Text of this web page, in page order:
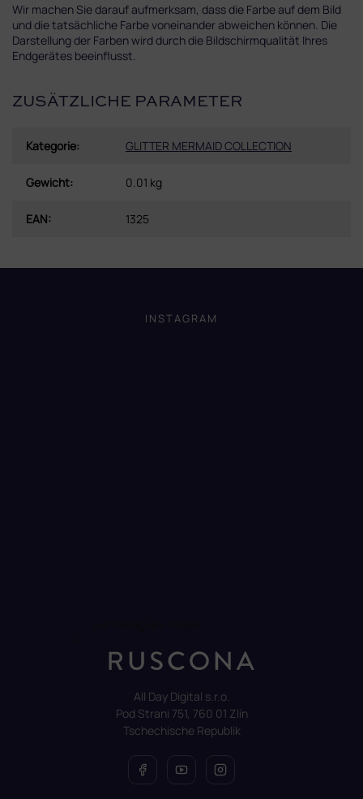
Wir machen Sie darauf aufmerksam, dass die Farbe auf dem Bild
und die tatsächliche Farbe voneinander abweichen können. Die
Darstellung der Farben wird durch die Bildschirmqualität Ihres
Endgerätes beeinflusst.
ZUSÄTZLICHE PARAMETER
Kategorie: GLITTER MERMAID COLLECTION
Gewicht: 0.01 kg
EAN: 1325
INSTAGRAM
All Day Digital s.r.o.
Pod Strani 751, 760 01 Zlín
Tschechische Republik